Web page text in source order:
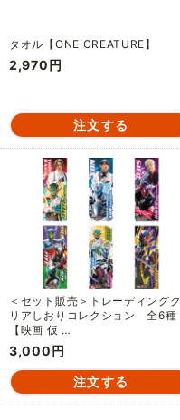
タオル【ONE CREATURE】
2,970円
＜セット販売＞トレーディングク
リアしおりコレクション 全6種
【映画 仮 …
3,000円